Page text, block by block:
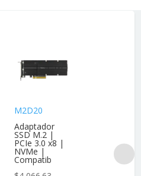
M2D20
Adaptador
SSD M.2 |
PCIe 3.0 x8 |
NVMe |
Compatib